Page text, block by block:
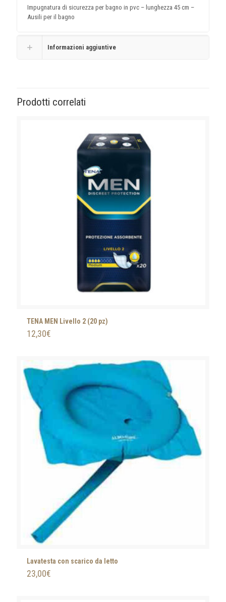
Impugnatura di sicurezza per bagno in pvc – lunghezza 45 cm –
Ausili per il bagno
Informazioni aggiuntive
Prodotti correlati
TENA MEN Livello 2 (20 pz)
12,30€
Lavatesta con scarico da letto
23,00€